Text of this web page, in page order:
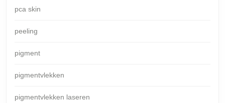
pca skin
peeling
pigment
pigmentvlekken
pigmentvlekken laseren